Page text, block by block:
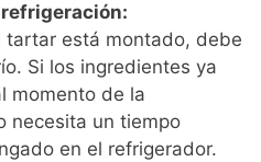
tartar está montado, debe
Si los ingredientes ya
momento de la
necesita un tiempo
en el refrigerador.